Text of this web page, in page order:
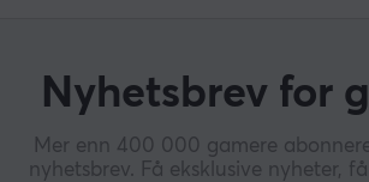
Nyhetsbrev for
Mer enn 400 000 gamere
nyhetsbrev. Få eksklusive nyheter,